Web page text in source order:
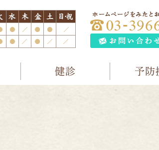
健診 予防